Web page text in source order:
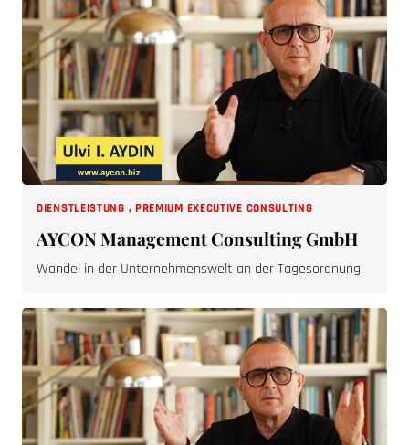
DIENSTLEISTUNG , PREMIUM EXECUTIVE CONSULTING
AYCON Management Consulting GmbH
Wandel in der Unternehmenswelt an der Tagesordnung